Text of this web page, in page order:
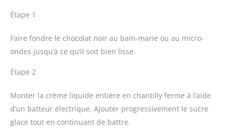
Étape 1
Faire fondre le chocolat noir au bain-marie ou au micro-
ondes jusqu’à ce qu’il soit bien lisse.
Étape 2
Monter la crème liquide entière en chantilly ferme à l’aide
d’un batteur électrique. Ajouter progressivement le sucre
glace tout en continuant de battre.